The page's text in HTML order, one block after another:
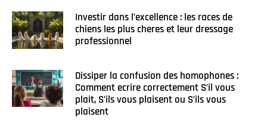
Investir dans l’excellence : les races de
chiens les plus cheres et leur dressage
professionnel
Dissiper la confusion des homophones :
Comment ecrire correctement S’il vous
plait, S’ils vous plaisent ou S’ils vous
plaisent